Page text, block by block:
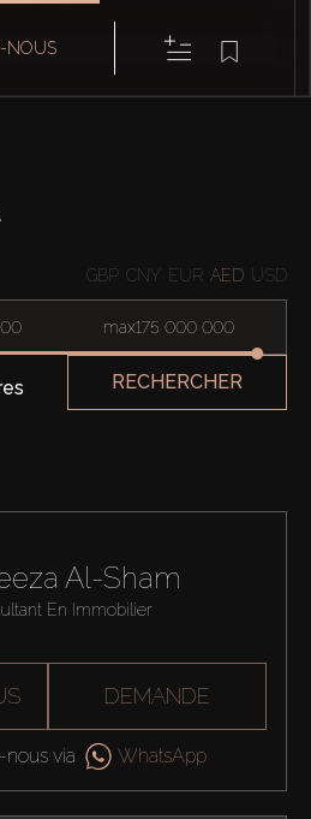
NOUS
GBP CNY EUR AED USD
max
RECHERCHER
Al-Sham
En Immobilier
DEMANDE
nous via WhatsApp